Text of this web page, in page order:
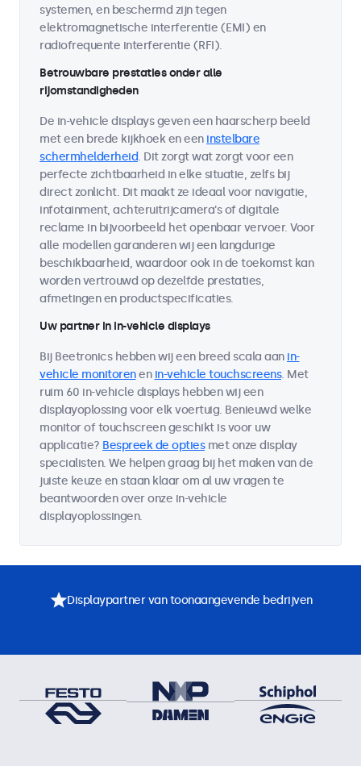
systemen, en beschermd zijn tegen
elektromagnetische interferentie (EMI) en
radiofrequente interferentie (RFI).
Betrouwbare prestaties onder alle
rijomstandigheden
De in-vehicle displays geven een haarscherp beeld
met een brede kijkhoek en een instelbare
schermhelderheid. Dit zorgt wat zorgt voor een
perfecte zichtbaarheid in elke situatie, zelfs bij
direct zonlicht. Dit maakt ze ideaal voor navigatie,
infotainment, achteruitrijcamera's of digitale
reclame in bijvoorbeeld het openbaar vervoer. Voor
alle modellen garanderen wij een langdurige
beschikbaarheid, waardoor ook in de toekomst kan
worden vertrouwd op dezelfde prestaties,
afmetingen en productspecificaties.
Uw partner in in-vehicle displays
Bij Beetronics hebben wij een breed scala aan in-
vehicle monitorenen in-vehicle touchscreens. Met
ruim 60 in-vehicle displays hebben wij een
displayoplossing voor elk voertuig. Benieuwd welke
monitor of touchscreen geschikt is voor uw
applicatie? Bespreek de optiesmet onze display
specialisten. We helpen graag bij het maken van de
juiste keuze en staan klaar om al uw vragen te
beantwoorden over onze in-vehicle
displayoplossingen.
Displaypartner van toonaangevende bedrijven